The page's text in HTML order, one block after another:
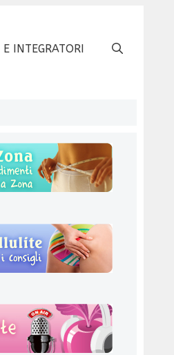
INTEGRATORI